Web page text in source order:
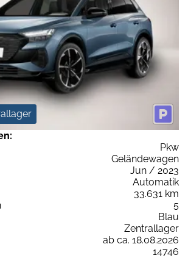
Pkw
Geländewagen
Jun / 2023
Automatik
33.631 km
5
Blau
Zentrallager
ab ca. 18.08.2026
14746